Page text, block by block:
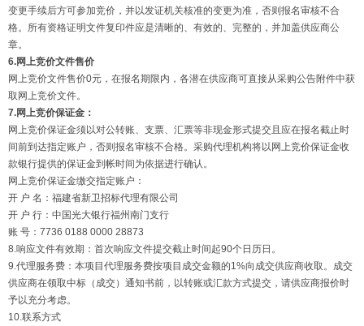
变更手续后方可参加竞价，并以发证机关核准的变更为准，否则报名审核不合
格。所有资格证明文件复印件应是清晰的、有效的、完整的，并加盖供应商公
章。
6.网上竞价文件售价
网上竞价文件售价0元，在报名期限内，各潜在供应商可直接从采购公告附件中获
取网上竞价文件。
7.网上竞价保证金：
网上竞价保证金须以对公转账、支票、汇票等非现金形式提交且应在报名截止时
间前到达指定账户，否则报名审核不合格。采购代理机构将以网上竞价保证金收
款银行提供的保证金到帐时间为依据进行确认。
网上竞价保证金缴交指定账户：
开 户 名：福建省新卫招标代理有限公司
开 户 行：中国光大银行福州南门支行
账 号：7736 0188 0000 28873
8.响应文件有效期：首次响应文件提交截止时间起90个日历日。
9.代理服务费：本项目代理服务费按项目成交金额的1%向成交供应商收取。成交
供应商在领取中标（成交）通知书前，以转账或汇款方式提交，请供应商报价时
予以充分考虑。
10.联系方式